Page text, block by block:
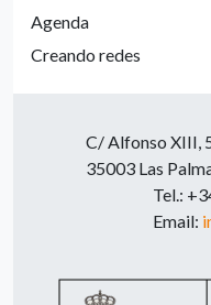
Agenda
Creando redes
C/ Alfonso XIII,
35003 Las
Tel.:
Email: